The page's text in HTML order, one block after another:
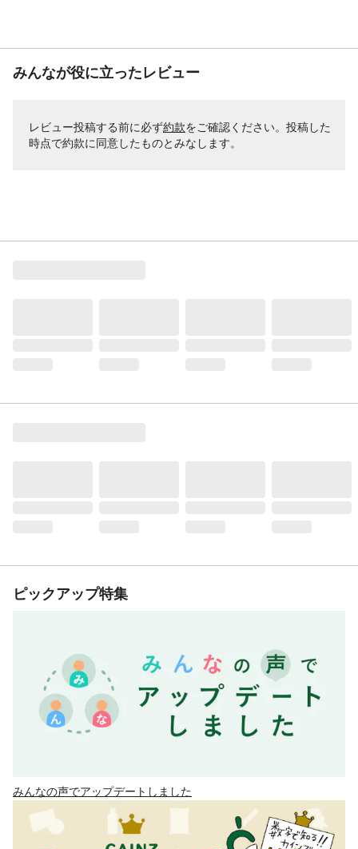
みんなが役に立ったレビュー
レビュー投稿する前に必ず約款をご確認ください。投稿した
時点で約款に同意したものとみなします。
ピックアップ特集
みんなの声でアップデートしました